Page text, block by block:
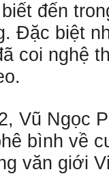
đến
Ðặc biệt
coi nghệ
Vũ Ngọc
bình về
văn giới